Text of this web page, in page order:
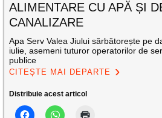
ALIMENTARE CU APĂ ȘI
CANALIZARE
Apa Serv Valea Jiului sărbătorește pe
iulie, asemeni tuturor operatorilor de
publice
CITEȘTE MAI DEPARTE
Distribuie acest articol